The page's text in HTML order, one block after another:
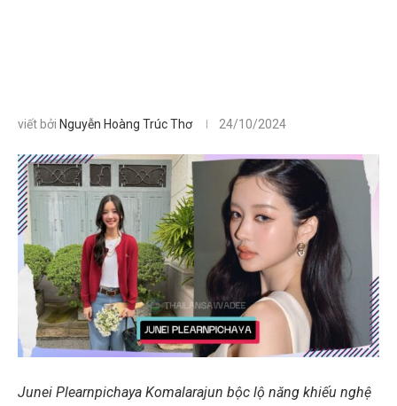
viết bởi Nguyễn Hoàng Trúc Thơ 24/10/2024
Junei Plearnpichaya Komalarajun bộc lộ năng khiếu nghệ